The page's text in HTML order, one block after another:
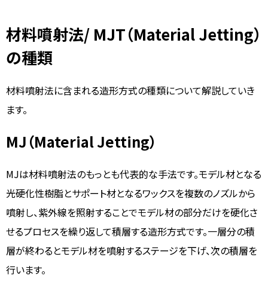
材料噴射法/ MJT（Material Jetting）
の種類
材料噴射法に含まれる造形方式の種類について解説していき
ます。
MJ（Material Jetting）
MJは材料噴射法のもっとも代表的な手法です。モデル材となる
光硬化性樹脂とサポート材となるワックスを複数のノズルから
噴射し、紫外線を照射することでモデル材の部分だけを硬化さ
せるプロセスを繰り返して積層する造形方式です。一層分の積
層が終わるとモデル材を噴射するステージを下げ、次の積層を
行います。